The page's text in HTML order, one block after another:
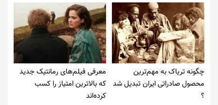
چگونه تریاک به مهم‌ترین
محصول صادراتی ایران تبدیل شد
؟
معرفی فیلم‌های رمانتیک جدید
که بالاترین امتیاز را کسب
کرده‌اند